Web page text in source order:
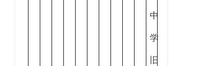
中
学
旧